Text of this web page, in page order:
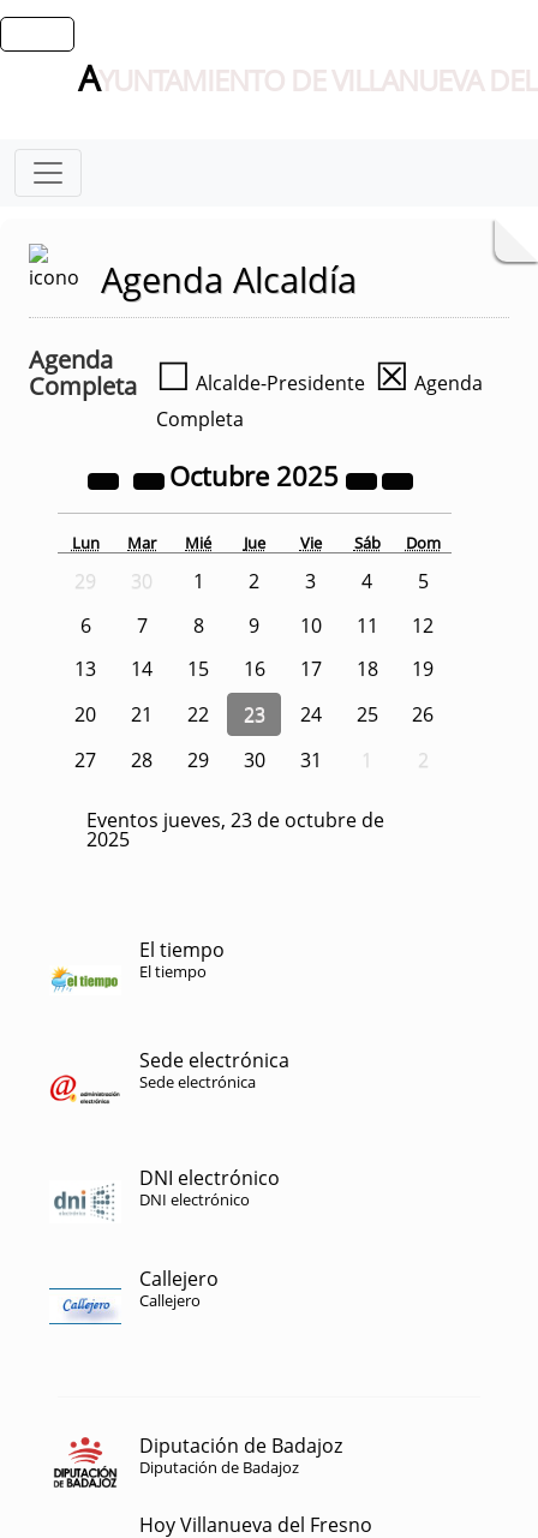
AYUNTAMIENTO DE VILLANUEVA
Agenda Alcaldía
Agenda
Completa
☐ Alcalde-Presidente ☒ Agenda
Completa
Octubre 2025
Lun Mar Mié Jue Vie Sáb Dom
29 30 1 2 3 4
5
6
7 8 9 10 11
12
13
14 15 16 17 18
19
20
21 22 23 24 25
26
27
28 29 30 31 1 2
Eventos jueves, 23 de octubre de
2025
El tiempo
El tiempo
Sede electrónica
Sede electrónica
DNI electrónico
DNI electrónico
Callejero
Callejero
Diputación de Badajoz
Diputación de Badajoz
Hoy Villanueva del Fresno